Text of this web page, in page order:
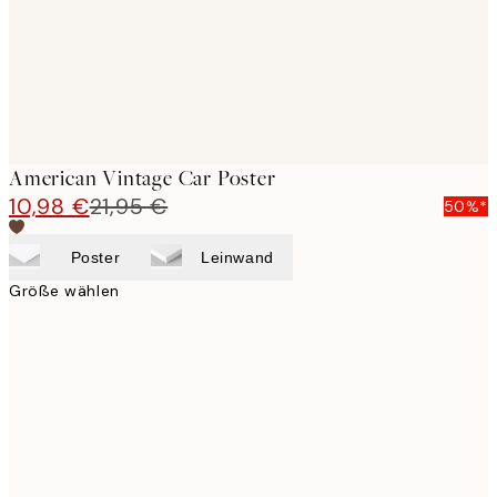
American Vintage Car Poster
10,98 €21,95 € 50%*
Poster Leinwand
Größe wählen